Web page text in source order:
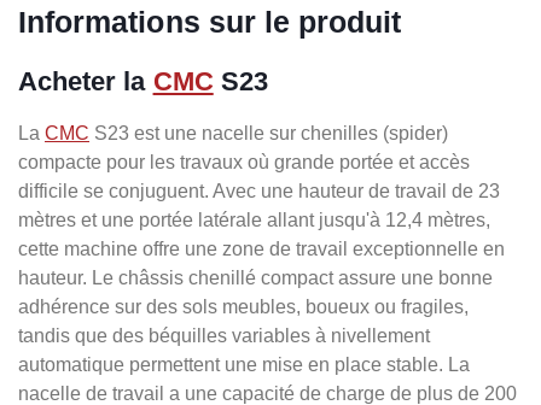
Informations sur le produit
Acheter la CMC S23
La CMC S23 est une nacelle sur chenilles (spider)
compacte pour les travaux où grande portée et accès
difficile se conjuguent. Avec une hauteur de travail de 23
mètres et une portée latérale allant jusqu'à 12,4 mètres,
cette machine offre une zone de travail exceptionnelle en
hauteur. Le châssis chenillé compact assure une bonne
adhérence sur des sols meubles, boueux ou fragiles,
tandis que des béquilles variables à nivellement
automatique permettent une mise en place stable. La
nacelle de travail a une capacité de charge de plus de 200